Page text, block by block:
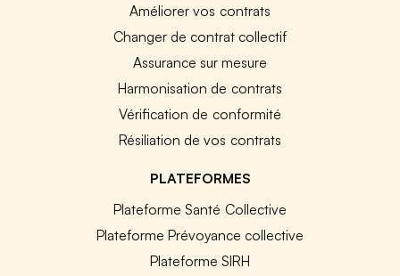
Améliorer vos contrats
Changer de contrat collectif
Assurance sur mesure
Harmonisation de contrats
Vérification de conformité
Résiliation de vos contrats
PLATEFORMES
Plateforme Santé Collective
Plateforme Prévoyance collective
Plateforme SIRH